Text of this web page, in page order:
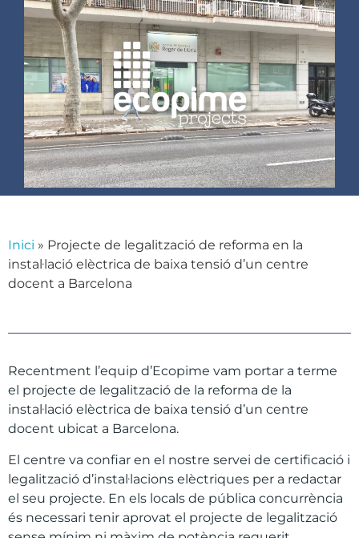
Inici » Projecte de legalització de reforma en la
instal·lació elèctrica de baixa tensió d’un centre
docent a Barcelona
Recentment l’equip d’Ecopime vam portar a terme
el projecte de legalització de la reforma de la
instal·lació elèctrica de baixa tensió d’un centre
docent ubicat a Barcelona.
El centre va confiar en el nostre servei de certificació i
legalització d’instal·lacions elèctriques per a redactar
el seu projecte. En els locals de pública concurrència
és necessari tenir aprovat el projecte de legalització